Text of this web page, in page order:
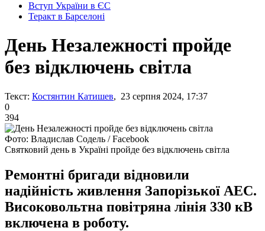
Вступ України в ЄС
Теракт в Барселоні
День Незалежності пройде
без відключень світла
Текст: Костянтин Катишев, 23 серпня 2024, 17:37
0
394
Фото: Владислав Содель / Facebook
Святковий день в Україні пройде без відключень світла
Ремонтні бригади відновили
надійність живлення Запорізької АЕС.
Високовольтна повітряна лінія 330 кВ
включена в роботу.